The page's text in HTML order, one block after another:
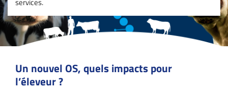
Un nouvel OS, quels impacts pour
l’éleveur ?